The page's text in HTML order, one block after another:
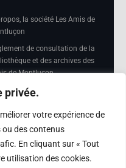
privée.
votre expérience de
des contenus
En cliquant sur « Tout
utilisation des cookies.
la société Les Amis de
de consultation de la
et des archives des
de Montluçon
légales